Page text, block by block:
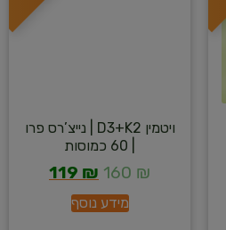
ויטמין D3+K2 | נייצ’רס פרו
160 ₪
119 ₪
מידע נוסף